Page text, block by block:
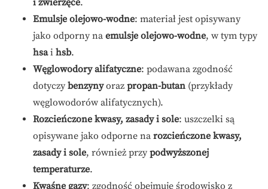
i zwierzęce.
Emulsje olejowo-wodne: materiał jest opisywany
jako odporny na emulsje olejowo-wodne, w tym typy
hsai hsb.
Węglowodory alifatyczne: podawana zgodność
dotyczy benzynyoraz propan-butan (przykłady
węglowodorów alifatycznych).
Rozcieńczone kwasy, zasady i sole: uszczelki są
opisywane jako odporne na rozcieńczone kwasy,
zasady i sole, również przy podwyższonej
temperaturze.
Kwaśne gazy: zgodność obejmuje środowisko z